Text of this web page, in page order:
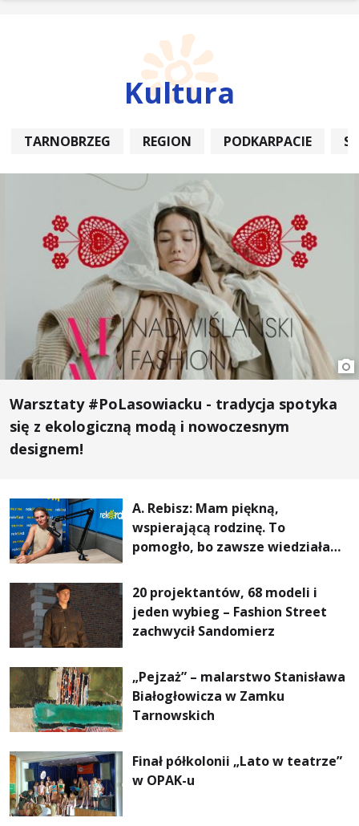
Kultura
TARNOBRZEG REGION PODKARPACIE
Warsztaty #PoLasowiacku - tradycja spotyka
się z ekologiczną modą i nowoczesnym
designem!
A. Rebisz: Mam piękną,
wspierającą rodzinę. To
pomogło, bo zawsze wiedziałam,
najważniejsza
20 projektantów, 68 modeli i
jeden wybieg – Fashion Street
zachwycił Sandomierz
„Pejzaż” – malarstwo Stanisława
Białogłowicza w Zamku
Tarnowskich
Finał półkolonii „Lato w teatrze”
w OPAK-u